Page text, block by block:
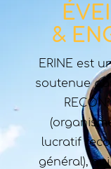
&
ERINE est
soutenue
lucratif
général),